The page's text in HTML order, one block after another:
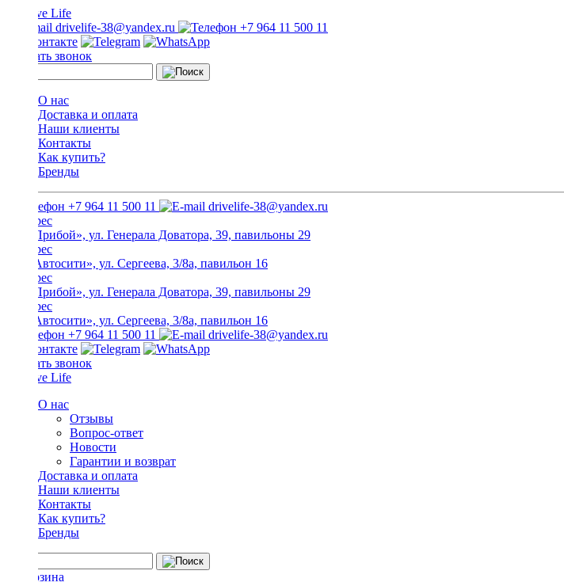
drivelife-38@yandex.ru +7 964 11 500 11
Заказать звонок
О нас
Доставка и оплата
Наши клиенты
Контакты
Как купить?
Бренды
+7 964 11 500 11 drivelife-38@yandex.ru
ТЦ «Прибой», ул. Генерала Доватора, 39, павильоны 29
ТЦ «Автосити», ул. Сергеева, 3/8а, павильон 16
ТЦ «Прибой», ул. Генерала Доватора, 39, павильоны 29
ТЦ «Автосити», ул. Сергеева, 3/8а, павильон 16
+7 964 11 500 11
drivelife-38@yandex.ru
Заказать звонок
О нас
Отзывы
Вопрос-ответ
Новости
Гарантии и возврат
Доставка и оплата
Наши клиенты
Контакты
Как купить?
Бренды